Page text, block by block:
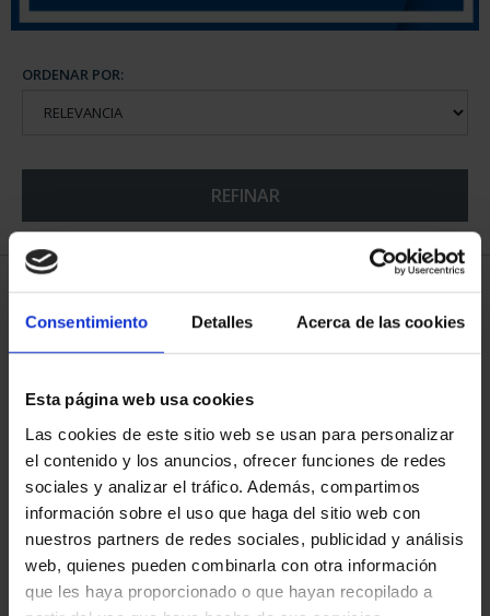
Consentimiento Detalles Acerca de las cookies
Esta página web usa cookies
Las cookies de este sitio web se usan para personalizar
el contenido y los anuncios, ofrecer funciones de redes
sociales y analizar el tráfico. Además, compartimos
información sobre el uso que haga del sitio web con
nuestros partners de redes sociales, publicidad y análisis
web, quienes pueden combinarla con otra información
que les haya proporcionado o que hayan recopilado a
ORDENAR POR:
REFINAR
5 Productos encontrados
SUSCRIPCIÓN
CAPITALES DE
SUSCRIPCIÓN
CAPITALES DE